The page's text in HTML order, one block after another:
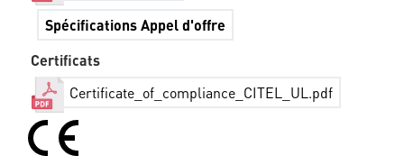
Spécifications Appel d'offre
Certificats
Certificate_of_compliance_CITEL_UL.pdf